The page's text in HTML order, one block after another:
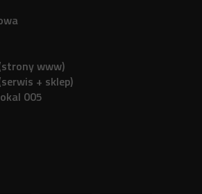
www)
+ sklep)
005